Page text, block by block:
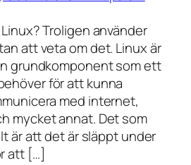
Troligen använder
att veta om det. Linux är
grundkomponent som ett
för att kunna
med internet,
mycket annat. Det som
är att det är släppt under
att […]